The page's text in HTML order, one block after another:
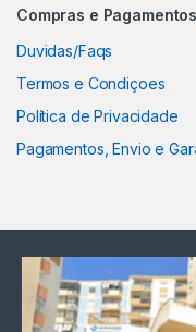
Compras e Pagamentos
Duvidas/Faqs
Termos e Condiçoes
Política de Privacidade
Pagamentos, Envio e